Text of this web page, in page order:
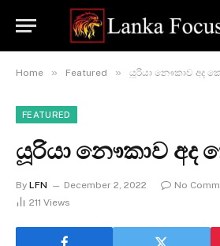
Home » Featured » යූරියා නෞකාව අද
FEATURED
යූරියා නෞකාව අද
By LFN December 2, 2022 No
211 Views